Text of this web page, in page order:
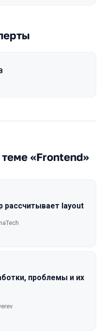
«Frontend»
рассчитывает layout
проблемы и их